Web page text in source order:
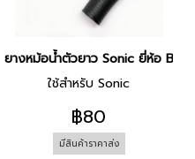
ยางหม้อน้ำตัวยาว Sonic ยี่ห้อ BS
ใช้สำหรับ Sonic
฿80
มีสินค้าราคาส่ง